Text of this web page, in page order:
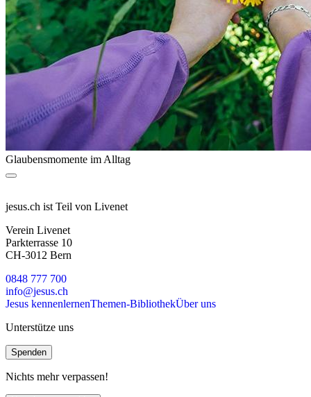
Glaubensmomente im Alltag
jesus.ch ist Teil von Livenet
Verein Livenet
Parkterrasse 10
CH-3012 Bern
0848 777 700
info@jesus.ch
Jesus kennenlernenThemen-BibliothekÜber uns
Unterstütze uns
Spenden
Nichts mehr verpassen!